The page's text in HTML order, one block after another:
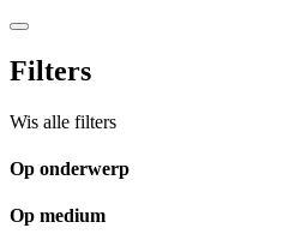
Filters
Wis alle filters
Op onderwerp
Op medium